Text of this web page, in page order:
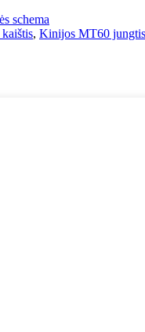
schema
, Kinijos MT60